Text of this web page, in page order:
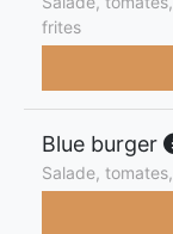
frites
Blue burger
Salade,